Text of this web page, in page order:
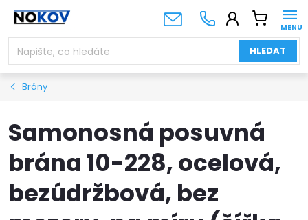
Přejít
obsah
HLEDAT
NÁKUPNÍ
KOŠÍK
Brány
Samonosná posuvná
brána 10-228, ocelová,
bezúdržbová, bez